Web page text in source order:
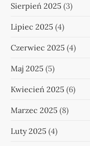
Sierpień 2025 (3)
Lipiec 2025 (4)
Czerwiec 2025 (4)
Maj 2025 (5)
Kwiecień 2025 (6)
Marzec 2025 (8)
Luty 2025 (4)